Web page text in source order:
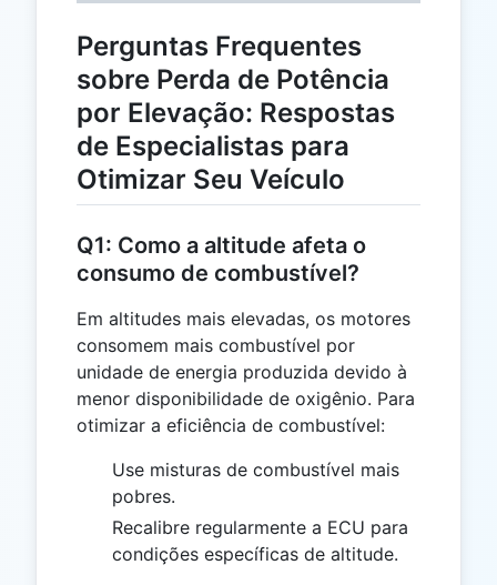
Perguntas Frequentes
sobre Perda de Potência
por Elevação: Respostas
de Especialistas para
Otimizar Seu Veículo
Q1: Como a altitude afeta o
consumo de combustível?
Em altitudes mais elevadas, os motores
consomem mais combustível por
unidade de energia produzida devido à
menor disponibilidade de oxigênio. Para
otimizar a eficiência de combustível:
Use misturas de combustível mais
pobres.
Recalibre regularmente a ECU para
condições específicas de altitude.